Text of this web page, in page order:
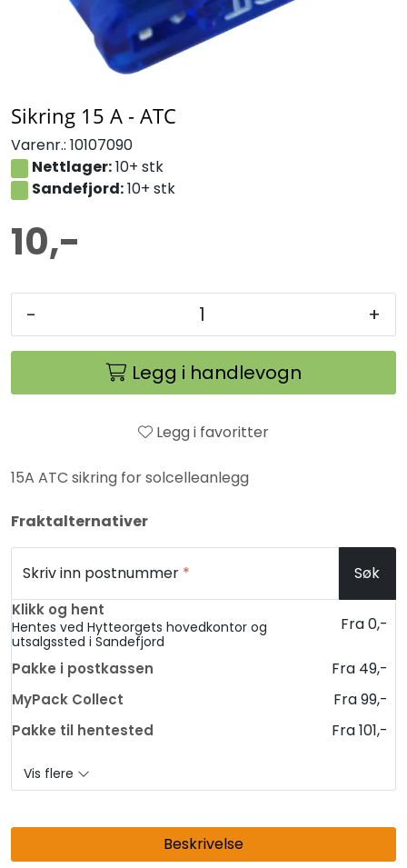
Sikring 15 A - ATC
Varenr.: 10107090
Nettlager:10+ stk
Sandefjord:10+ stk
10,-
- +
Legg i handlevogn
Legg i favoritter
15A ATC sikring for solcelleanlegg
Fraktalternativer
Skriv inn postnummer * Søk
Klikk og hent
Hentes ved Hytteorgets hovedkontor og
utsalgssted i Sandefjord
Fra 0,-
Pakke i postkassen Fra 49,-
MyPack Collect Fra 99,-
Pakke til hentested Fra 101,-
Vis flere
Beskrivelse